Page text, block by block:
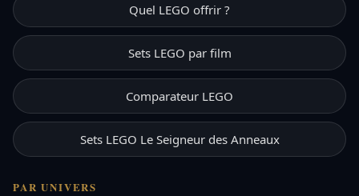
Quel LEGO offrir ?
Sets LEGO par film
Comparateur LEGO
Sets LEGO Le Seigneur des Anneaux
PAR UNIVERS